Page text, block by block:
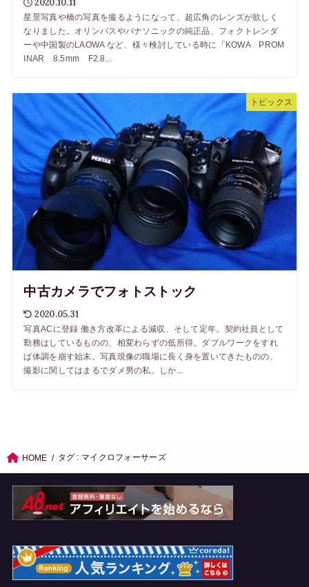
2020.10.11
星景写真や橋の写真を撮るようになって、超広角のレンズが欲しく
なりました。オリンパスやパナソニックの純正品、フォクトレンダ
ーや中国製のLAOWA など、様々検討している時に「KOWA PROM
INAR 8.5mm F2.8...
トピックス
中古カメラでフォトストック
2020.05.31
写真ACに登録 働き方改革による減収、そして定年。契約社員として
勤務はしているものの、相変わらずの低所得。ダブルワークをすれ
ば体調を崩す始末。写真現像の職場に長く身を置いてきたものの、
撮影に関してはまるでダメ男の私。しか...
HOME タグ : マイクロフォーサーズ